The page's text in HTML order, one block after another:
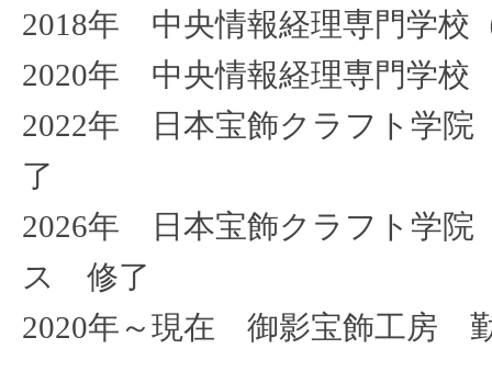
2018年 中央情報経理専門学校
2020年 中央情報経理専門学
2022年 日本宝飾クラフト学
了
2026年 日本宝飾クラフト学院
ス 修了
2020年～現在 御影宝飾工房